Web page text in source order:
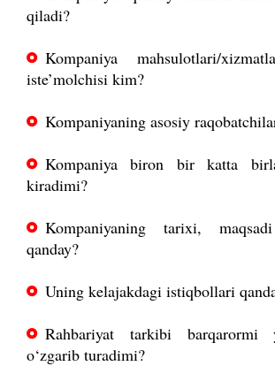
qiladi?
Kompaniya mahsulotlari/
iste’molchisi kim?
Kompaniyaning asosiy
Kompaniya biron bir katta
kiradimi?
Kompaniyaning tarixi,
qanday?
Uning kelajakdagi istiqbollari
Rahbariyat tarkibi
o‘zgarib turadimi?